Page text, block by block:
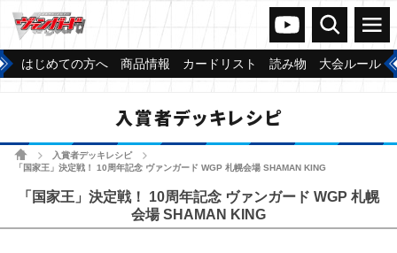
ヴァンガードch
検索 メニュー
はじめての方へ 商品情報 カードリスト 読み物 大会ルール
入賞者デッキレシピ
ホーム 入賞者デッキレシピ
「国家王」決定戦！ 10周年記念 ヴァンガード WGP 札幌会場 SHAMAN KING
「国家王」決定戦！ 10周年記念 ヴァンガード WGP 札幌
会場 SHAMAN KING